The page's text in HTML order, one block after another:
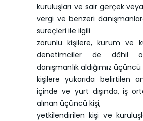
kuruluşları ve sair gerçek
vergi ve benzeri
süreçleri ile ilgili
zorunlu kişilere, kurum ve
denetimciler de dâhil
danışmanlık aldığımız üçüncü
kişilere yukarıda belirtilen
içinde ve yurt dışında, iş
alınan üçüncü kişi,
yetkilendirilen kişi ve